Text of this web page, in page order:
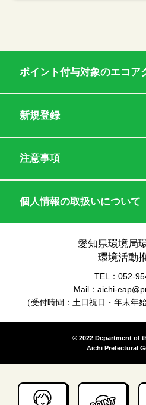
ポイント付与対象のエコア
新規登録
注意事項
個人情報の取扱いについて
愛知県環境局
環境活動
TEL：052-
Mail：aichi-
（受付時間：土日祝日・年末年
© 2022 Department of
Aichi Prefectural